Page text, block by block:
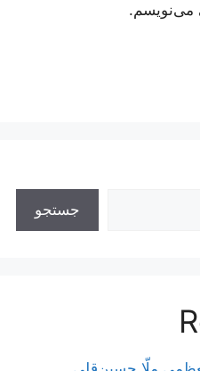
می‌نویسم.
جستجو